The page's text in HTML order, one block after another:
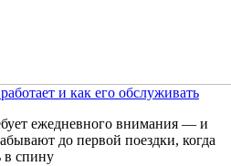
и как его обслуживать
ежедневного внимания — и
до первой поездки, когда
в спину